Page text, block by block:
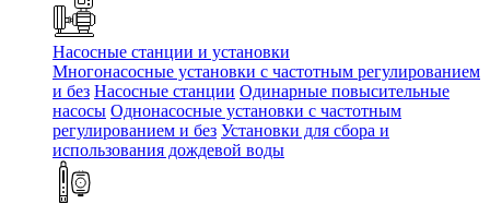
Насосные станции и установки
Многонасосные установки с частотным регулированием
и без Насосные станции Одинарные повысительные
насосы Однонасосные установки с частотным
регулированием и без Установки для сбора и
использования дождевой воды